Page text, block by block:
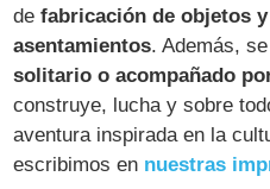
defabricación de objetos
asentamientos. Además,
solitario o acompañado
construye, lucha y sobre
aventura inspirada en la
escribimos en nuestras